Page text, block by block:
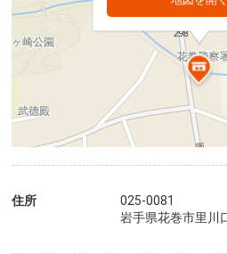
住所
025-0081
岩手県花巻市里川